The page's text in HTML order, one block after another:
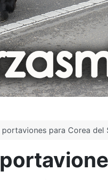
para Corea del